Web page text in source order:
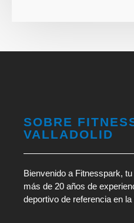
SOBRE
VALLADOLID
Bienvenido a Fitnesspark,
más de 20 años de
deportivo de referencia en la